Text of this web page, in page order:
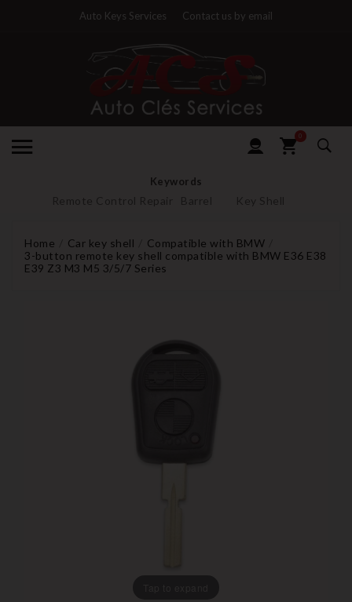
Auto Keys Services Contact us by email
0
Keywords
Remote Control Repair Barrel Key Shell
Home Car key shell
Compatible with BMW
3-button remote key shell compatible with BMW E36 E38
E39 Z3 M3 M5 3/5/7 Series